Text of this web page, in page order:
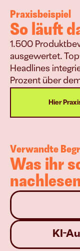
Praxisbeispiel
So läuft
1.500
ausgewertet.
Headlines
Prozent über
Hier
Verwandte
Was ihr
KI-